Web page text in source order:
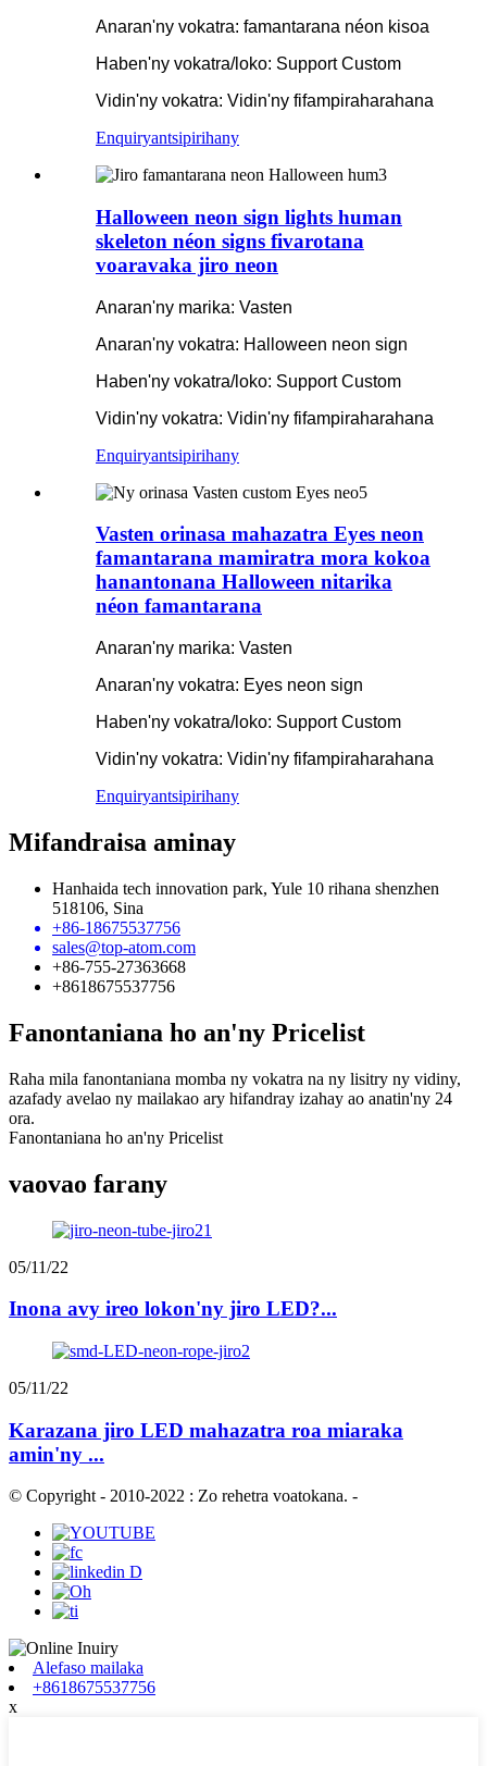
Anaran'ny vokatra: famantarana néon kisoa
Haben'ny vokatra/loko: Support Custom
Vidin'ny vokatra: Vidin'ny fifampiraharahana
Enquiryantsipirihany
Halloween neon sign lights human
skeleton néon signs fivarotana
voaravaka jiro neon
Anaran'ny marika: Vasten
Anaran'ny vokatra: Halloween neon sign
Haben'ny vokatra/loko: Support Custom
Vidin'ny vokatra: Vidin'ny fifampiraharahana
Enquiryantsipirihany
Vasten orinasa mahazatra Eyes neon
famantarana mamiratra mora kokoa
hanantonana Halloween nitarika
néon famantarana
Anaran'ny marika: Vasten
Anaran'ny vokatra: Eyes neon sign
Haben'ny vokatra/loko: Support Custom
Vidin'ny vokatra: Vidin'ny fifampiraharahana
Enquiryantsipirihany
Mifandraisa aminay
Hanhaida tech innovation park, Yule 10 rihana shenzhen
518106, Sina
+86-18675537756
sales@top-atom.com
+86-755-27363668
+8618675537756
Fanontaniana ho an'ny Pricelist
Raha mila fanontaniana momba ny vokatra na ny lisitry ny vidiny,
azafady avelao ny mailakao ary hifandray izahay ao anatin'ny 24
ora.
Fanontaniana ho an'ny Pricelist
vaovao farany
05/11/22
Inona avy ireo lokon'ny jiro LED?...
05/11/22
Karazana jiro LED mahazatra roa miaraka
amin'ny ...
© Copyright - 2010-2022 : Zo rehetra voatokana. -
Alefaso mailaka
+8618675537756
x